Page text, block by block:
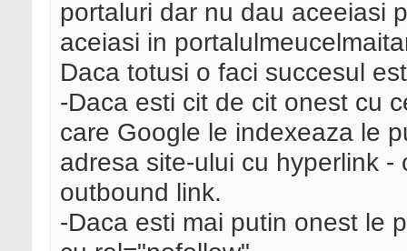
portaluri dar nu dau aceeiasi
aceiasi in
Daca totusi o faci succesul
-Daca esti cit de cit onest cu
care Google le indexeaza le
adresa site-ului cu hyperlink
outbound link.
-Daca esti mai putin onest le